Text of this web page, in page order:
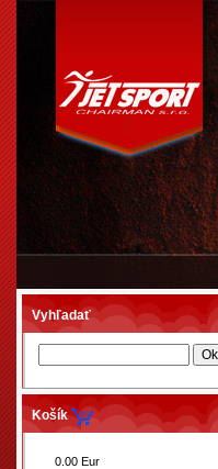
Vyhľadať
Košík
0.00 Eur